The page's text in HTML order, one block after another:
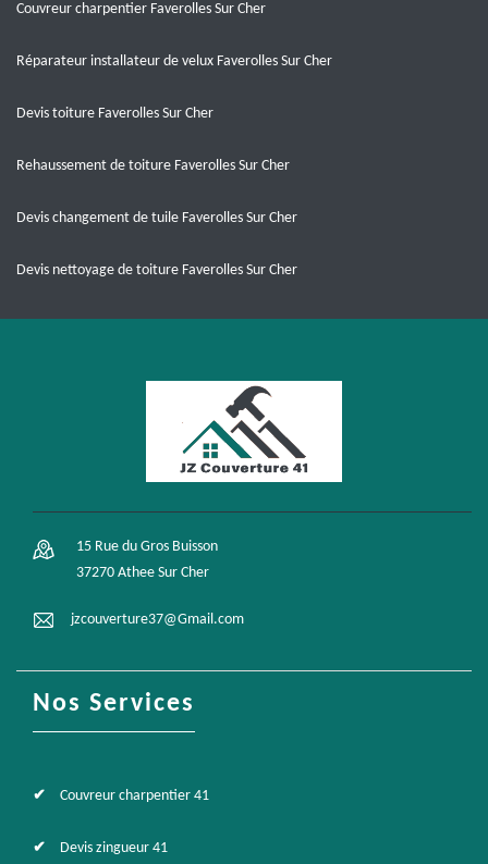
Couvreur charpentier Faverolles Sur Cher
Réparateur installateur de velux Faverolles Sur Cher
Devis toiture Faverolles Sur Cher
Rehaussement de toiture Faverolles Sur Cher
Devis changement de tuile Faverolles Sur Cher
Devis nettoyage de toiture Faverolles Sur Cher
15 Rue du Gros Buisson
37270 Athee Sur Cher
jzcouverture37@Gmail.com
Nos Services
Couvreur charpentier 41
Devis zingueur 41